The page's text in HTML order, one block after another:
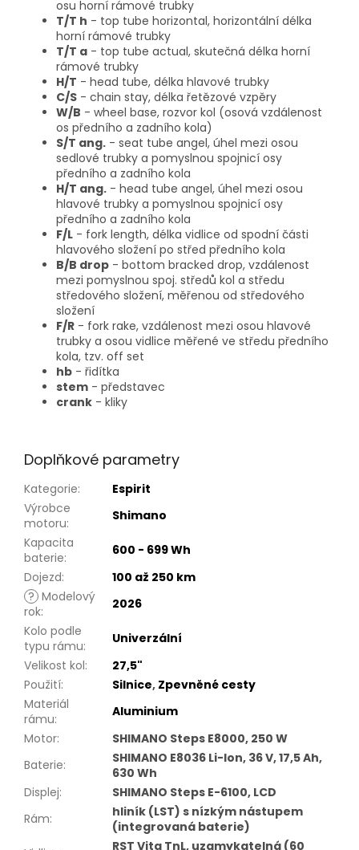
osu horní rámové trubky
T/T h - top tube horizontal, horizontální délka
horní rámové trubky
T/T a - top tube actual, skutečná délka horní
rámové trubky
H/T - head tube, délka hlavové trubky
C/S - chain stay, délka řetězové vzpěry
W/B - wheel base, rozvor kol (osová vzdálenost
os předního a zadního kola)
S/T ang. - seat tube angel, úhel mezi osou
sedlové trubky a pomyslnou spojnicí osy
předního a zadního kola
H/T ang. - head tube angel, úhel mezi osou
hlavové trubky a pomyslnou spojnicí osy
předního a zadního kola
F/L - fork length, délka vidlice od spodní části
hlavového složení po střed předního kola
B/B drop - bottom bracked drop, vzdálenost
mezi pomyslnou spoj. středů kol a středu
středového složení, měřenou od středového
složení
F/R - fork rake, vzdálenost mezi osou hlavové
trubky a osou vidlice měřené ve středu předního
kola, tzv. off set
hb - řidítka
stem - představec
crank - kliky
Doplňkové parametry
Kategorie:
Espirit
Výrobce
motoru:
Shimano
Kapacita
baterie:
600 - 699 Wh
Dojezd:
100 až 250 km
? Modelový
rok:
2026
Kolo podle
typu rámu:
Univerzální
Velikost kol:
27,5"
Použití: Silnice, Zpevněné cesty
Materiál
rámu:
Aluminium
Motor:
SHIMANO Steps E8000, 250 W
Baterie:
SHIMANO E8036 Li-Ion, 36 V, 17,5 Ah,
630 Wh
Displej:
SHIMANO Steps E-6100, LCD
Rám:
hliník (LST) s nízkým nástupem
(integrovaná baterie)
RST Vita TnL, uzamykatelná (60